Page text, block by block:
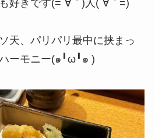
好きです(=´∀｀)人(´∀｀=)
天、パリパリ最中に挟まっ
ーモニー(๑╹ω╹๑ )